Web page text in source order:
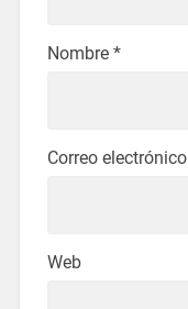
Nombre *
Correo electrónico
Web